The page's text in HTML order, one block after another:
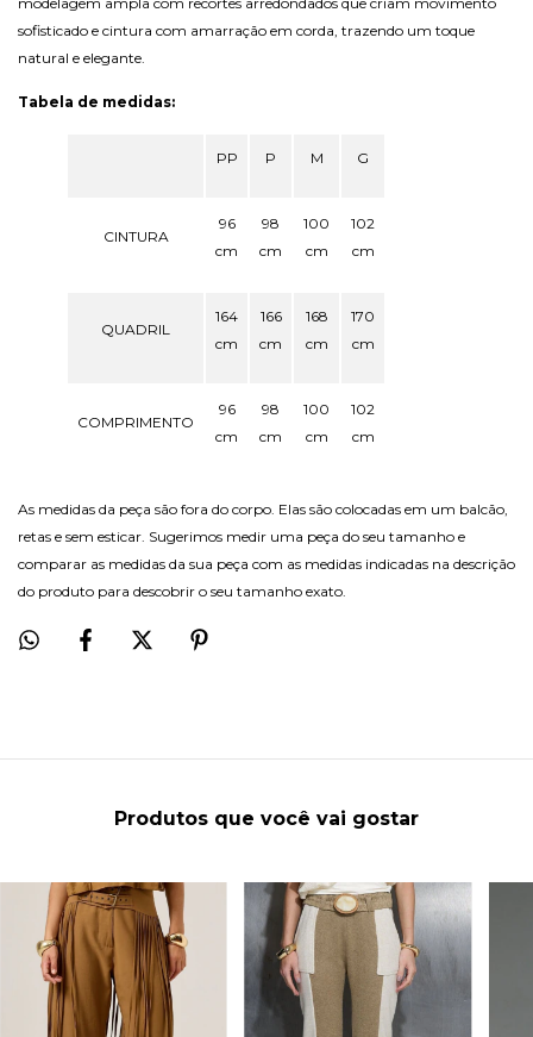
sofisticado e cintura com amarração em corda, trazendo um toque
natural e elegante.
Tabela de medidas:
PP P M G
CINTURA
96
cm
98
cm
100
cm
102
cm
QUADRIL
164
cm
166
cm
168
cm
170
cm
COMPRIMENTO
96
cm
98
cm
100
cm
102
cm
As medidas da peça são fora do corpo. Elas são colocadas em um balcão,
retas e sem esticar. Sugerimos medir uma peça do seu tamanho e
comparar as medidas da sua peça com as medidas indicadas na descrição
do produto para descobrir o seu tamanho exato.
Produtos que você vai gostar